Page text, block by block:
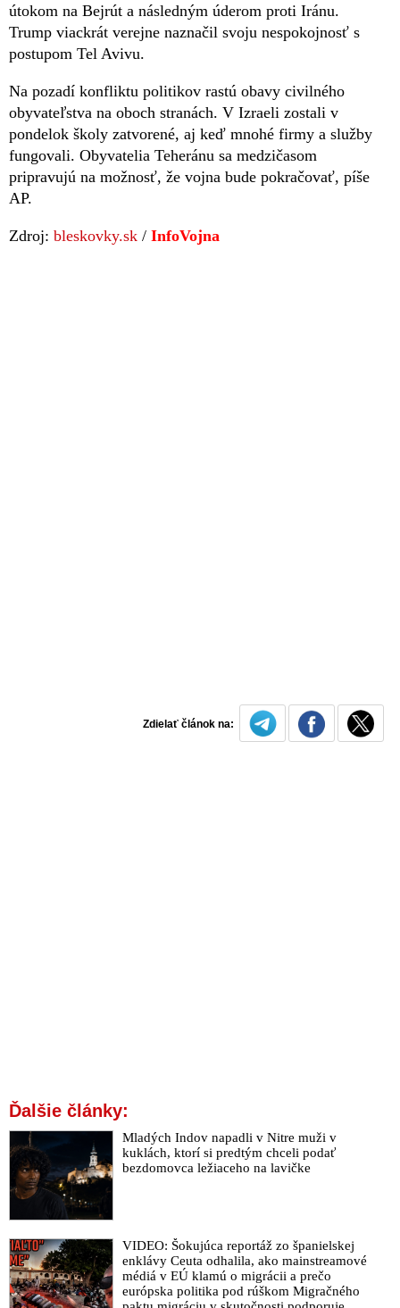
útokom na Bejrút a následným úderom proti Iránu.
Trump viackrát verejne naznačil svoju nespokojnosť s
postupom Tel Avivu.
Na pozadí konfliktu politikov rastú obavy civilného
obyvateľstva na oboch stranách. V Izraeli zostali v
pondelok školy zatvorené, aj keď mnohé firmy a služby
fungovali. Obyvatelia Teheránu sa medzičasom
pripravujú na možnosť, že vojna bude pokračovať, píše
AP.
Zdroj: bleskovky.sk / InfoVojna
Zdielať článok na:
Ďalšie články:
Mladých Indov napadli v Nitre muži v
kuklách, ktorí si predtým chceli podať
bezdomovca ležiaceho na lavičke
VIDEO: Šokujúca reportáž zo španielskej
enklávy Ceuta odhalila, ako mainstreamové
médiá v EÚ klamú o migrácii a prečo
európska politika pod rúškom Migračného